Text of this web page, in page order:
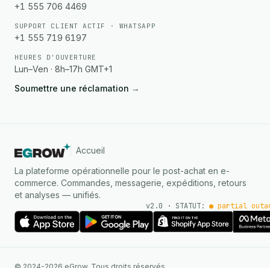
+1 555 706 4469
SUPPORT CLIENT ACTIF · WHATSAPP
+1 555 719 6197
HEURES D'OUVERTURE
Lun–Ven · 8h–17h GMT+1
Soumettre une réclamation →
Accueil
La plateforme opérationnelle pour le post-achat en e-
commerce. Commandes, messagerie, expéditions, retours
et analyses — unifiés.
v2.0 · STATUT: ● partial